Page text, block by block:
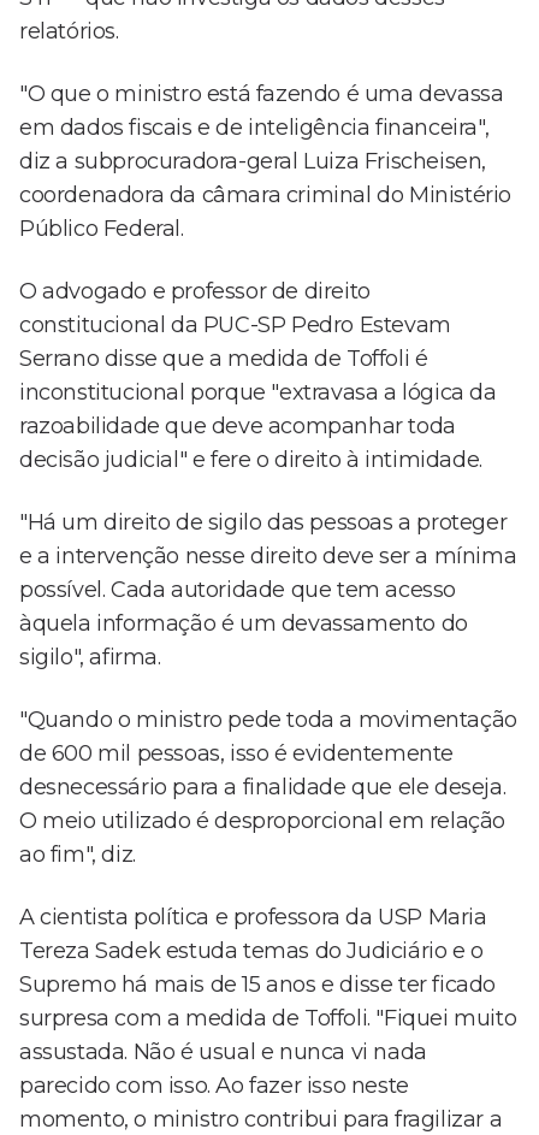
relatórios.
"O que o ministro está fazendo é uma devassa
em dados fiscais e de inteligência financeira",
diz a subprocuradora-geral Luiza Frischeisen,
coordenadora da câmara criminal do Ministério
Público Federal.
O advogado e professor de direito
constitucional da PUC-SP Pedro Estevam
Serrano disse que a medida de Toffoli é
inconstitucional porque "extravasa a lógica da
razoabilidade que deve acompanhar toda
decisão judicial" e fere o direito à intimidade.
"Há um direito de sigilo das pessoas a proteger
e a intervenção nesse direito deve ser a mínima
possível. Cada autoridade que tem acesso
àquela informação é um devassamento do
sigilo", afirma.
"Quando o ministro pede toda a movimentação
de 600 mil pessoas, isso é evidentemente
desnecessário para a finalidade que ele deseja.
O meio utilizado é desproporcional em relação
ao fim", diz.
A cientista política e professora da USP Maria
Tereza Sadek estuda temas do Judiciário e o
Supremo há mais de 15 anos e disse ter ficado
surpresa com a medida de Toffoli. "Fiquei muito
assustada. Não é usual e nunca vi nada
parecido com isso. Ao fazer isso neste
momento, o ministro contribui para fragilizar a